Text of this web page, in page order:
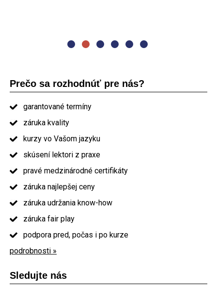
Prečo sa rozhodnúť pre nás?
garantované termíny
záruka kvality
kurzy vo Vašom jazyku
skúsení lektori z praxe
pravé medzinárodné certifikáty
záruka najlepšej ceny
záruka udržania know-how
záruka fair play
podpora pred, počas i po kurze
podrobnosti »
Sledujte nás